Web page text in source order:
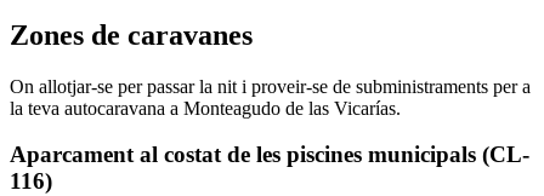
Zones de caravanes
On allotjar-se per passar la nit i proveir-se de subministraments per a
la teva autocaravana a Monteagudo de las Vicarías.
Aparcament al costat de les piscines municipals (CL-
116)